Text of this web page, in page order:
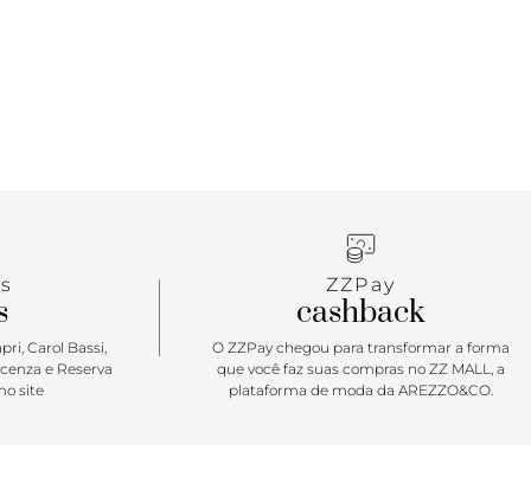
Carol Bassi,
e Reserva
site
ZZPay
cashback
O ZZPay chegou para transformar a forma
que você faz suas compras no ZZ MALL, a
plataforma de moda da AREZZO&CO.